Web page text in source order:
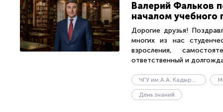
Валерий Фальков
началом учебного
Дорогие друзья!
многих из нас
взросления,
ответственный и
ЧГУ им.А.А. Кадырова
День знаний